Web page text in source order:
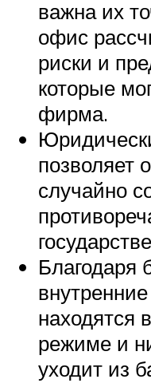
важна их
офис
риски и
которые
фирма.
позволяет
случайно
Благодаря
находятся
режиме и
уходит из